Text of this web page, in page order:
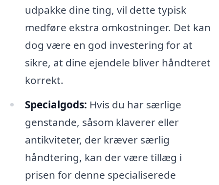
udpakke dine ting, vil dette typisk
medføre ekstra omkostninger. Det kan
dog være en god investering for at
sikre, at dine ejendele bliver håndteret
korrekt.
Specialgods: Hvis du har særlige
genstande, såsom klaverer eller
antikviteter, der kræver særlig
håndtering, kan der være tillæg i
prisen for denne specialiserede